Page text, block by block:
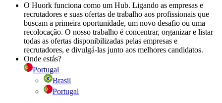
O Huork funciona como um Hub. Ligando as empresas e
recrutadores e suas ofertas de trabalho aos profissionais que
buscam a primeira oportunidade, um novo desafio ou uma
recolocação. O nosso trabalho é concentrar, organizar e listar
todas as ofertas disponibilizadas pelas empresas e
recrutadores, e divulgá-las junto aos melhores candidatos.
Onde estás?
Portugal
Brasil
Portugal